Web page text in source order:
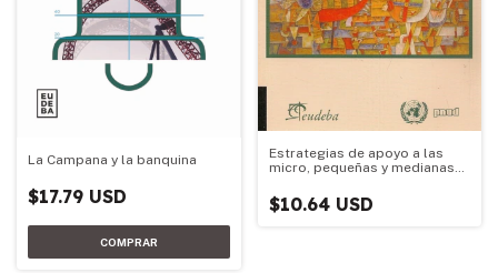
La Campana y la banquina
$17.79 USD
Estrategias de apoyo a las
micro, pequeñas y medianas
$10.64 USD